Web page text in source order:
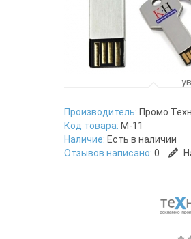
Производитель: Промо
Код товара: M-11
Наличие: Есть в наличии
Отзывов написано: 0